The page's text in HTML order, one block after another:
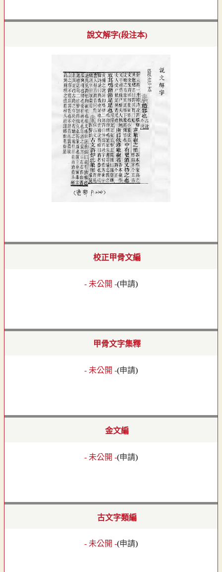
說文解字(段注本)
校正甲骨文編
- 未公開 -(申請)
甲骨文字集釋
- 未公開 -(申請)
金文編
- 未公開 -(申請)
古文字類編
- 未公開 -(申請)